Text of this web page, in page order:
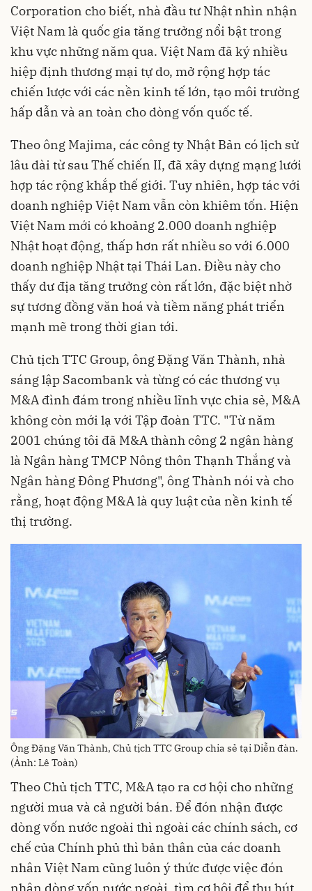
Corporation cho biết, nhà đầu tư Nhật nhìn nhận
Việt Nam là quốc gia tăng trưởng nổi bật trong
khu vực những năm qua. Việt Nam đã ký nhiều
hiệp định thương mại tự do, mở rộng hợp tác
chiến lược với các nền kinh tế lớn, tạo môi trường
hấp dẫn và an toàn cho dòng vốn quốc tế.
Theo ông Majima, các công ty Nhật Bản có lịch sử
lâu dài từ sau Thế chiến II, đã xây dựng mạng lưới
hợp tác rộng khắp thế giới. Tuy nhiên, hợp tác với
doanh nghiệp Việt Nam vẫn còn khiêm tốn. Hiện
Việt Nam mới có khoảng 2.000 doanh nghiệp
Nhật hoạt động, thấp hơn rất nhiều so với 6.000
doanh nghiệp Nhật tại Thái Lan. Điều này cho
thấy dư địa tăng trưởng còn rất lớn, đặc biệt nhờ
sự tương đồng văn hoá và tiềm năng phát triển
mạnh mẽ trong thời gian tới.
Chủ tịch TTC Group, ông Đặng Văn Thành, nhà
sáng lập Sacombank và từng có các thương vụ
M&A đình đám trong nhiều lĩnh vực chia sẻ, M&A
không còn mới lạ với Tập đoàn TTC. "Từ năm
2001 chúng tôi đã M&A thành công 2 ngân hàng
là Ngân hàng TMCP Nông thôn Thạnh Thắng và
Ngân hàng Đông Phương", ông Thành nói và cho
rằng, hoạt động M&A là quy luật của nền kinh tế
thị trường.
Ông Đặng Văn Thành, Chủ tịch TTC Group chia sẻ tại Diễn đàn.
(Ảnh: Lê Toàn)
Theo Chủ tịch TTC, M&A tạo ra cơ hội cho những
người mua và cả người bán. Để đón nhận được
dòng vốn nước ngoài thì ngoài các chính sách, cơ
chế của Chính phủ thì bản thân của các doanh
nhân Việt Nam cũng luôn ý thức được việc đón
nhận dòng vốn nước ngoài, tìm cơ hội để thu hút